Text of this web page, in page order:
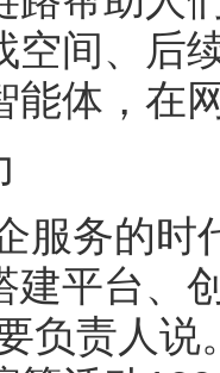
空间、后
能体，在
服务的
建平台、
负责人